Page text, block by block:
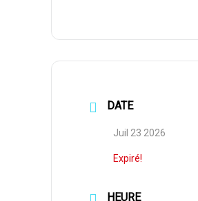
DATE
Juil 23 2026
Expiré!
HEURE